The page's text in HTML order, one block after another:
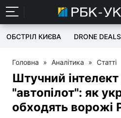
ОБСТРІЛ КИЄВА DRONE DEALS
Головна » Аналітика » Статті
Штучний інтелект
"автопілот": як
обходять ворожі